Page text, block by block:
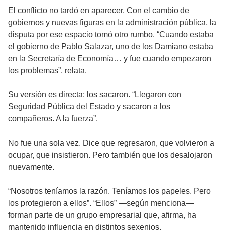
El conflicto no tardó en aparecer. Con el cambio de
gobiernos y nuevas figuras en la administración pública, la
disputa por ese espacio tomó otro rumbo. “Cuando estaba
el gobierno de Pablo Salazar, uno de los Damiano estaba
en la Secretaría de Economía… y fue cuando empezaron
los problemas”, relata.
Su versión es directa: los sacaron. “Llegaron con
Seguridad Pública del Estado y sacaron a los
compañeros. A la fuerza”.
No fue una sola vez. Dice que regresaron, que volvieron a
ocupar, que insistieron. Pero también que los desalojaron
nuevamente.
“Nosotros teníamos la razón. Teníamos los papeles. Pero
los protegieron a ellos”. “Ellos” —según menciona—
forman parte de un grupo empresarial que, afirma, ha
mantenido influencia en distintos sexenios.